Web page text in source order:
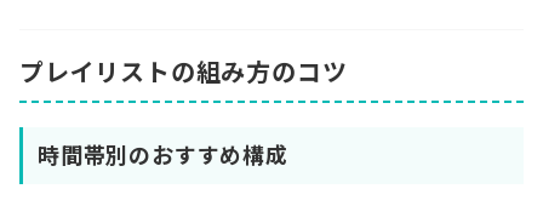
プレイリストの組み方のコツ
時間帯別のおすすめ構成